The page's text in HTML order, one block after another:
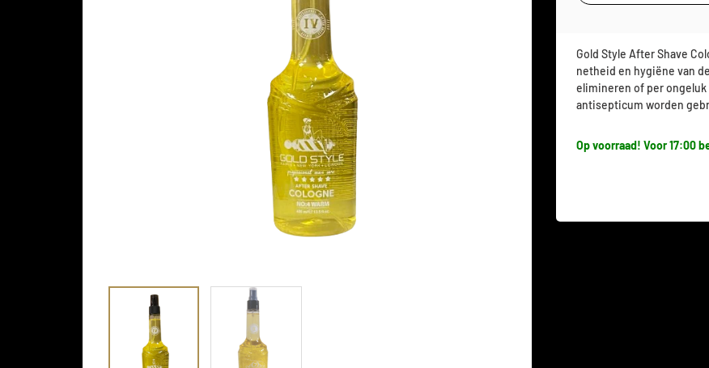
Gold Style After Shave
netheid en hygiëne van
elimineren of per
antisepticum worden
Op voorraad! Voor 17:00